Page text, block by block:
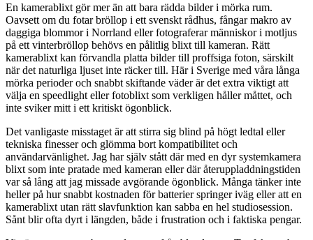
En kamerablixt gör mer än att bara rädda bilder i mörka rum.
Oavsett om du fotar bröllop i ett svenskt rådhus, fångar makro av
daggiga blommor i Norrland eller fotograferar människor i motljus
på ett vinterbröllop behövs en pålitlig blixt till kameran. Rätt
kamerablixt kan förvandla platta bilder till proffsiga foton, särskilt
när det naturliga ljuset inte räcker till. Här i Sverige med våra långa
mörka perioder och snabbt skiftande väder är det extra viktigt att
välja en speedlight eller fotoblixt som verkligen håller måttet, och
inte sviker mitt i ett kritiskt ögonblick.
Det vanligaste misstaget är att stirra sig blind på högt ledtal eller
tekniska finesser och glömma bort kompatibilitet och
användarvänlighet. Jag har själv stått där med en dyr systemkamera
blixt som inte pratade med kameran eller där återuppladdningstiden
var så lång att jag missade avgörande ögonblick. Många tänker inte
heller på hur snabbt kostnaden för batterier springer iväg eller att en
kamerablixt utan rätt slavfunktion kan sabba en hel studiosession.
Sånt blir ofta dyrt i längden, både i frustration och i faktiska pengar.